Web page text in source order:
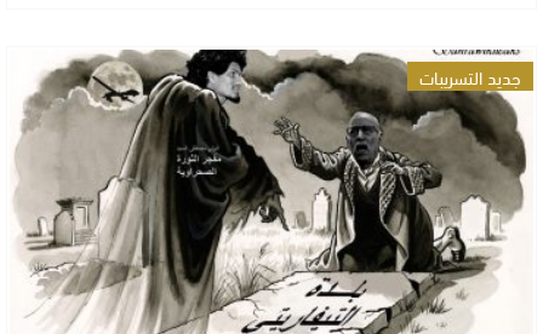
جديد التسريبات